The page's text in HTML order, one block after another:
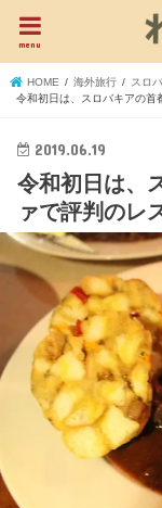
menu
HOME 海外旅行
スロ
令和初日は、スロバキアの首
2019.06.19
令和初日は、
ァで評判のレ